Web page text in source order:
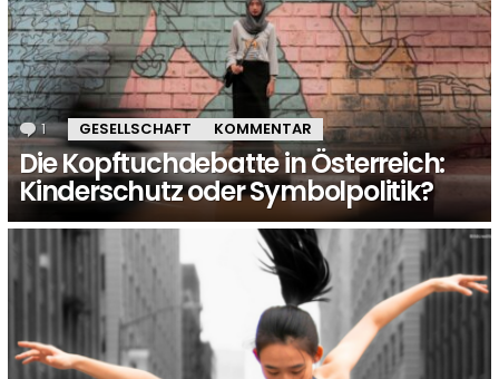
1 Kommentar
GESELLSCHAFT KOMMENTAR
Die Kopftuchdebatte in Österreich:
Kinderschutz oder Symbolpolitik?